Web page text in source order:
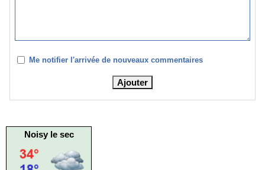
Me notifier l'arrivée de nouveaux commentaires
Noisy le sec